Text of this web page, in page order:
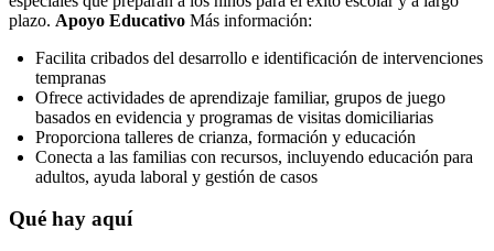
plazo. Apoyo Educativo Más información:
Facilita cribados del desarrollo e identificación de intervenciones
tempranas
Ofrece actividades de aprendizaje familiar, grupos de juego
basados en evidencia y programas de visitas domiciliarias
Proporciona talleres de crianza, formación y educación
Conecta a las familias con recursos, incluyendo educación para
adultos, ayuda laboral y gestión de casos
Qué hay aquí